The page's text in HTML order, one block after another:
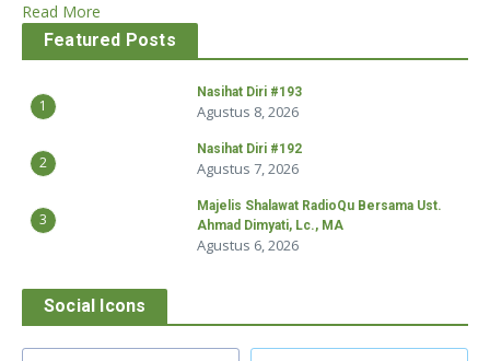
Read More
Featured Posts
1
Nasihat Diri #193
Agustus 8, 2026
2
Nasihat Diri #192
Agustus 7, 2026
3
Majelis Shalawat RadioQu Bersama Ust.
Ahmad Dimyati, Lc., MA
Agustus 6, 2026
Social Icons